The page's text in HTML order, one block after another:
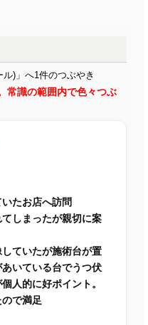
ル)」へ1件のつぶやき
常識の範囲内で色々つぶ
たお店へ訪問
しまったが親切に案
ていたが施術台が置
いている台でうつ伏
人的に好ポイント。
で満足